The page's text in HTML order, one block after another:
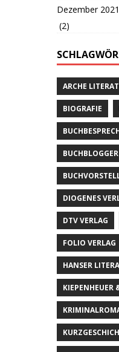
Dezember 2021
(2)
ARCHE
BIOGRAFIE
BUCHBLOGGER
DIOGENES
DTV VERLAG
FOLIO VERLAG
HANSER
KIEPENHEUER